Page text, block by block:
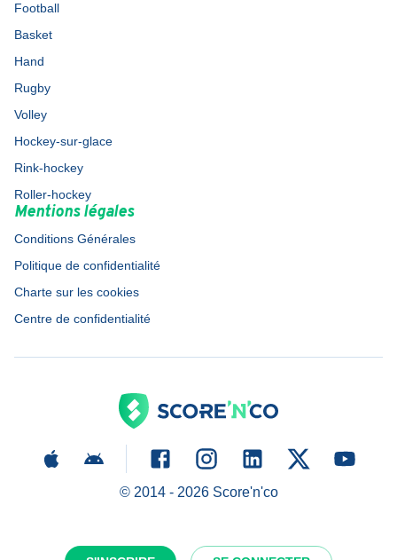
Football
Basket
Hand
Rugby
Volley
Hockey-sur-glace
Rink-hockey
Roller-hockey
Mentions légales
Conditions Générales
Politique de confidentialité
Charte sur les cookies
Centre de confidentialité
© 2014 - 2026Score'n'co